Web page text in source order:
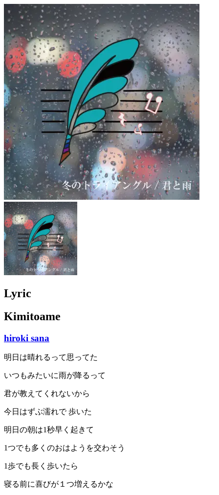
Lyric
Kimitoame
hiroki sana
明日は晴れるって思ってた
いつもみたいに雨が降るって
君が教えてくれないから
今日はずぶ濡れで 歩いた
明日の朝は1秒早く起きて
1つでも多くのおはようを交わそう
1歩でも長く歩いたら
寝る前に喜びが１つ増えるかな